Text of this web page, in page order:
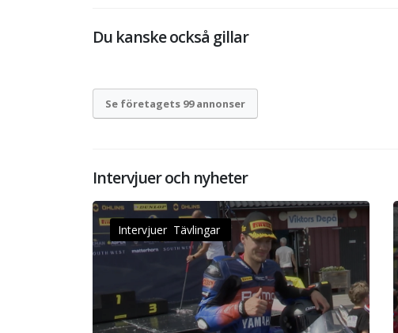
Du kanske också gillar
Se företagets 99 annonser
Intervjuer och nyheter
Intervjuer Tävlingar